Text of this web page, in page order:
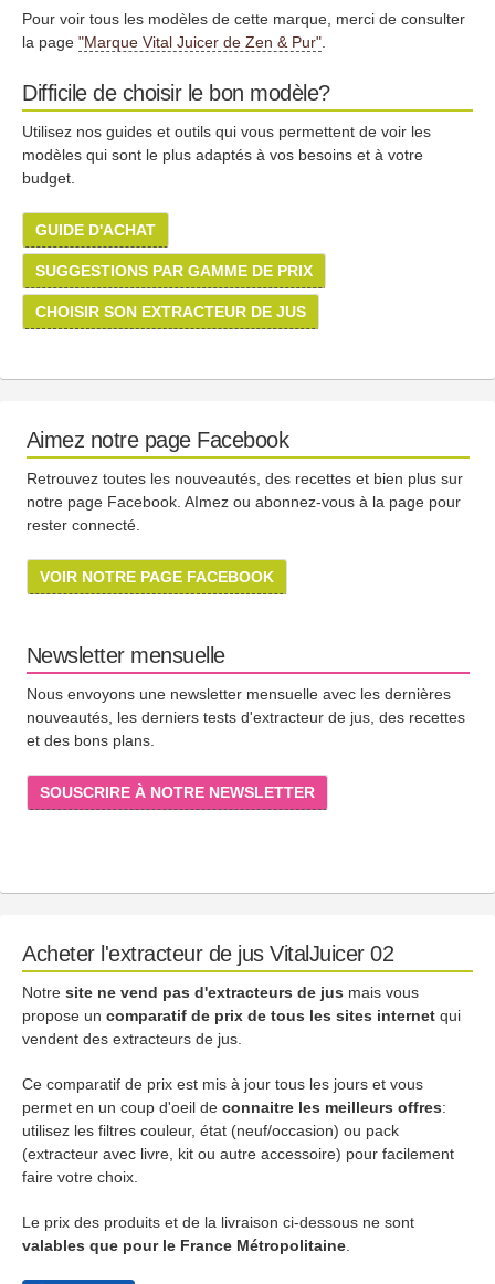
Pour voir tous les modèles de cette marque, merci de consulter
la page "Marque Vital Juicer de Zen & Pur"
Difficile de choisir le bon modèle?
Utilisez nos guides et outils qui vous permettent de voir les
modèles qui sont le plus adaptés à vos besoins et à votre
budget.
GUIDE D'ACHAT
SUGGESTIONS PAR GAMME DE PRIX
CHOISIR SON EXTRACTEUR DE JUS
Aimez notre page Facebook
Retrouvez toutes les nouveautés, des recettes et bien plus sur
notre page Facebook. AImez ou abonnez-vous à la page pour
rester connecté.
VOIR NOTRE PAGE FACEBOOK
Newsletter mensuelle
Nous envoyons une newsletter mensuelle avec les dernières
nouveautés, les derniers tests d'extracteur de jus, des recettes
et des bons plans.
SOUSCRIRE À NOTRE NEWSLETTER
Acheter l'extracteur de jus VitalJuicer 02
Notre site ne vend pas d'extracteurs de jus mais vous
propose un comparatif de prix de tous les sites internet qui
vendent des extracteurs de jus.
Ce comparatif de prix est mis à jour tous les jours et vous
permet en un coup d'oeil de connaitre les meilleurs offres:
utilisez les filtres couleur, état (neuf/occasion) ou pack
(extracteur avec livre, kit ou autre accessoire) pour facilement
faire votre choix.
Le prix des produits et de la livraison ci-dessous ne sont
valables que pour le France Métropolitaine